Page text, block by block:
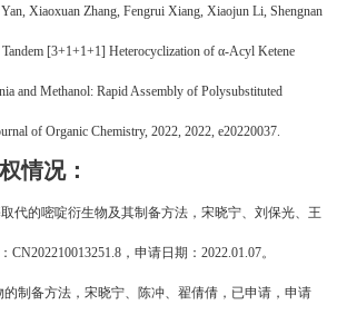
Xiaoxuan Zhang, Fengrui Xiang, Xiaojun Li, Shengnan
[3+1+1+1] Heterocyclization of α-Acyl Ketene
and Methanol: Rapid Assembly of Polysubstituted
of Organic Chemistry, 2022, 2022, e20220037.
情况：
代的嘧啶衍生物及其制备方法 ， 宋晓宁 刘保光、王
CN202210013251.8，申请日期：2022.01.07。
制备方法，宋晓宁、陈冲、翟倩倩，已申请，申请